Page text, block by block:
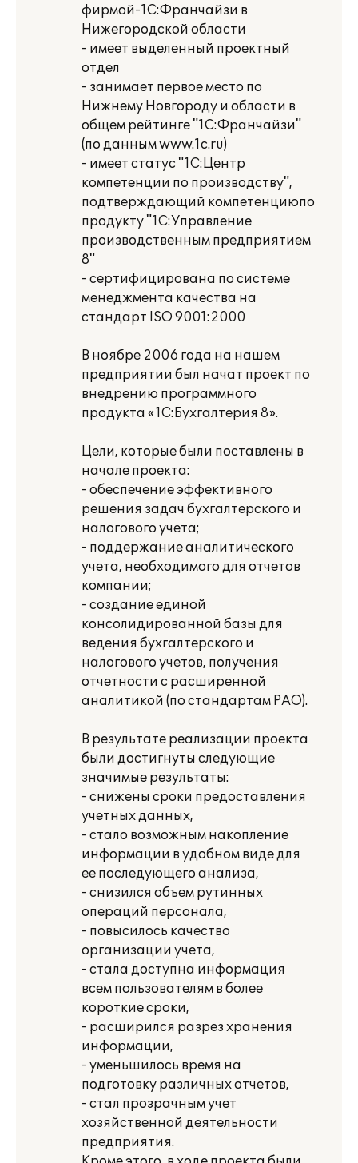
фирмой-1С:Франчайзи в
Нижегородской области
- имеет выделенный проектный
отдел
- занимает первое место по
Нижнему Новгороду и области в
общем рейтинге "1С:Франчайзи"
(по данным www.1c.ru)
- имеет статус "1С:Центр
компетенции по производству",
подтверждающий компетенциюпо
продукту "1С:Управление
производственным предприятием
8"
- сертифицирована по системе
менеджмента качества на
стандарт ISO 9001:2000
В ноябре 2006 года на нашем
предприятии был начат проект по
внедрению программного
продукта «1С:Бухгалтерия 8».
Цели, которые были поставлены в
начале проекта:
- обеспечение эффективного
решения задач бухгалтерского и
налогового учета;
- поддержание аналитического
учета, необходимого для отчетов
компании;
- создание единой
консолидированной базы для
ведения бухгалтерского и
налогового учетов, получения
отчетности с расширенной
аналитикой (по стандартам РАО).
В результате реализации проекта
были достигнуты следующие
значимые результаты:
- снижены сроки предоставления
учетных данных,
- стало возможным накопление
информации в удобном виде для
ее последующего анализа,
- снизился объем рутинных
операций персонала,
- повысилось качество
организации учета,
- стала доступна информация
всем пользователям в более
короткие сроки,
- расширился разрез хранения
информации,
- уменьшилось время на
подготовку различных отчетов,
- стал прозрачным учет
хозяйственной деятельности
предприятия.